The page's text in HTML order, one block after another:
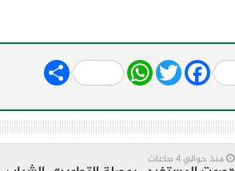
Share WhatsApp
Twitter
منذ حوالي 4 ساعات